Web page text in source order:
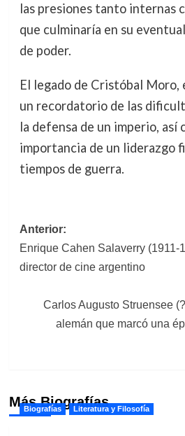
las presiones tanto internas
que culminaría en su
de poder.
El legado de Cristóbal Moro,
un recordatorio de las
la defensa de un imperio, así
importancia de un liderazgo
tiempos de guerra.
Navegación
de
Anterior:
Enrique Cahen Salaverry (1911-
director de cine argentino
Carlos Augusto Struensee
alemán que marcó una
Más Biografías
Biografías Literatura y Filosofía